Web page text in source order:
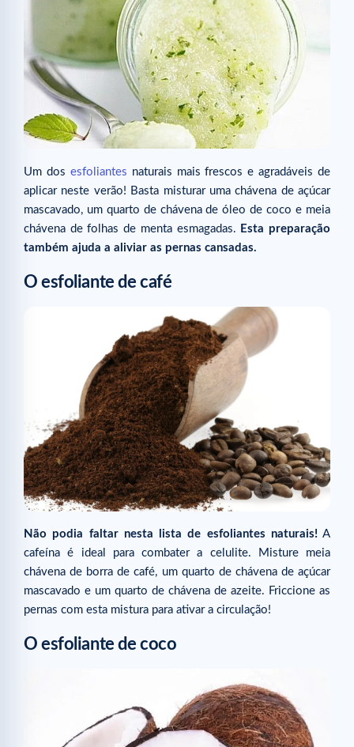
Um dos esfoliantes naturais mais frescos e agradáveis de
aplicar neste verão! Basta misturar uma chávena de açúcar
mascavado, um quarto de chávena de óleo de coco e meia
chávena de folhas de menta esmagadas. Esta preparação
também ajuda a aliviar as pernas cansadas.
O esfoliante de café
Não podia faltar nesta lista de esfoliantes naturais!A
cafeína é ideal para combater a celulite. Misture meia
chávena de borra de café, um quarto de chávena de açúcar
mascavado e um quarto de chávena de azeite. Friccione as
pernas com esta mistura para ativar a circulação!
O esfoliante de coco